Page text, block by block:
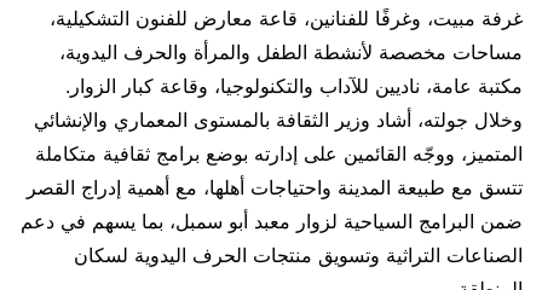
غرفة مبيت، وغرفًا للفنانين، قاعة معارض للفنون التشكيلية،
مساحات مخصصة لأنشطة الطفل والمرأة والحرف اليدوية،
مكتبة عامة، ناديين للآداب والتكنولوجيا، وقاعة كبار الزوار.
وخلال جولته، أشاد وزير الثقافة بالمستوى المعماري والإنشائي
المتميز، ووجّه القائمين على إدارته بوضع برامج ثقافية متكاملة
تتسق مع طبيعة المدينة واحتياجات أهلها، مع أهمية إدراج القصر
ضمن البرامج السياحية لزوار معبد أبو سمبل، بما يسهم في دعم
الصناعات التراثية وتسويق منتجات الحرف اليدوية لسكان